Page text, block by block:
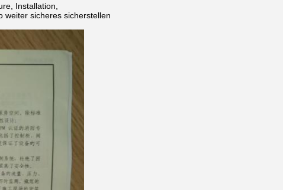
Installation,
weiter sicheres sicherstellen